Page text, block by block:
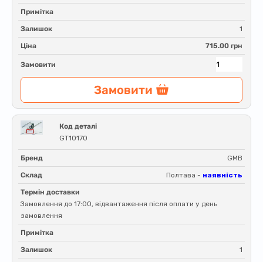
Примітка
Залишок 1
Ціна 715.00 грн
Замовити
Замовити
Код деталі
GT10170
Бренд GMB
Склад Полтава - наявність
Термін доставки
Замовлення до 17:00, відвантаження після оплати у день
замовлення
Примітка
Залишок 1